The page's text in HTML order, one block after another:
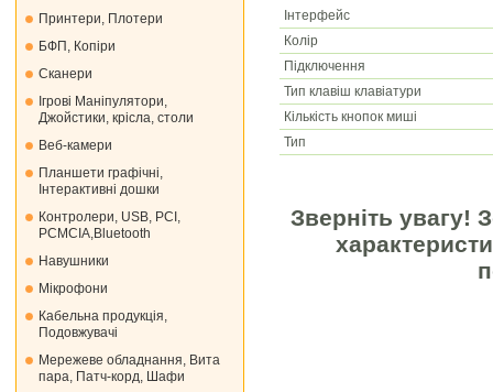
Принтери, Плотери
БФП, Копіри
Сканери
Ігрові Маніпулятори,
Джойстики, крісла, столи
Веб-камери
Планшети графічні,
Інтерактивні дошки
Контролери, USB, PCI,
PCMCIA,Bluetooth
Навушники
Мікрофони
Кабельна продукція,
Подовжувачі
Мережеве обладнання, Вита
пара, Патч-корд, Шафи
Інтерфейс
Колір
Підключення
Тип клавіш клавіатури
Кількість кнопок миші
Тип
Зверніть увагу!